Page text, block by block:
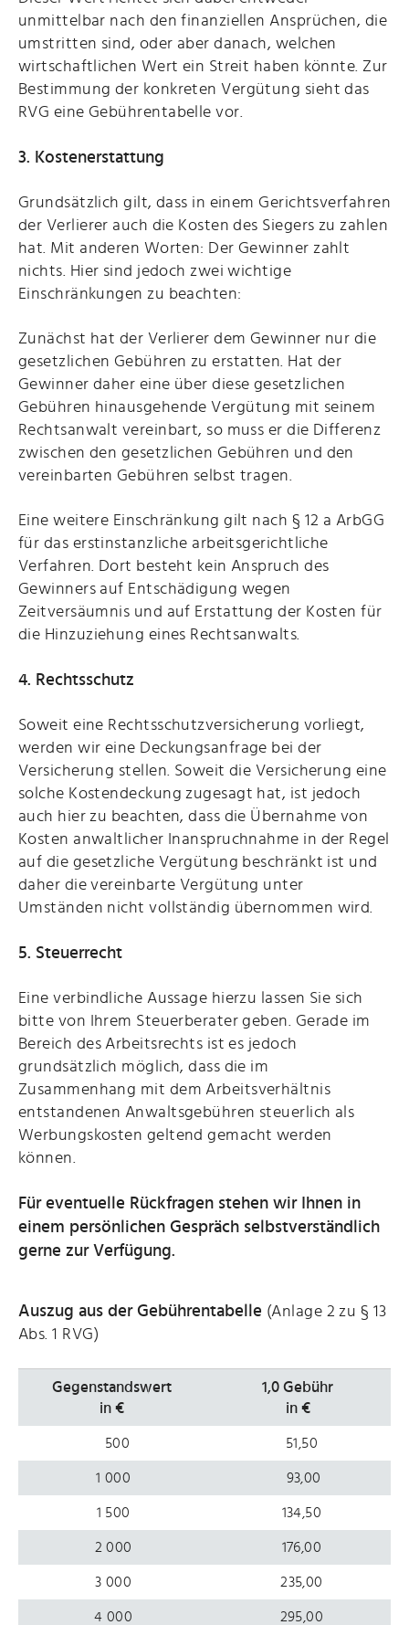
unmittelbar nach den finanziellen Ansprüchen, die
umstritten sind, oder aber danach, welchen
wirtschaftlichen Wert ein Streit haben könnte. Zur
Bestimmung der konkreten Vergütung sieht das
RVG eine Gebührentabelle vor.
3. Kostenerstattung
Grundsätzlich gilt, dass in einem Gerichtsverfahren
der Verlierer auch die Kosten des Siegers zu zahlen
hat. Mit anderen Worten: Der Gewinner zahlt
nichts. Hier sind jedoch zwei wichtige
Einschränkungen zu beachten:
Zunächst hat der Verlierer dem Gewinner nur die
gesetzlichen Gebühren zu erstatten. Hat der
Gewinner daher eine über diese gesetzlichen
Gebühren hinausgehende Vergütung mit seinem
Rechtsanwalt vereinbart, so muss er die Differenz
zwischen den gesetzlichen Gebühren und den
vereinbarten Gebühren selbst tragen.
Eine weitere Einschränkung gilt nach § 12 a ArbGG
für das erstinstanzliche arbeitsgerichtliche
Verfahren. Dort besteht kein Anspruch des
Gewinners auf Entschädigung wegen
Zeitversäumnis und auf Erstattung der Kosten für
die Hinzuziehung eines Rechtsanwalts.
4. Rechtsschutz
Soweit eine Rechtsschutzversicherung vorliegt,
werden wir eine Deckungsanfrage bei der
Versicherung stellen. Soweit die Versicherung eine
solche Kostendeckung zugesagt hat, ist jedoch
auch hier zu beachten, dass die Übernahme von
Kosten anwaltlicher Inanspruchnahme in der Regel
auf die gesetzliche Vergütung beschränkt ist und
daher die vereinbarte Vergütung unter
Umständen nicht vollständig übernommen wird.
5. Steuerrecht
Eine verbindliche Aussage hierzu lassen Sie sich
bitte von Ihrem Steuerberater geben. Gerade im
Bereich des Arbeitsrechts ist es jedoch
grundsätzlich möglich, dass die im
Zusammenhang mit dem Arbeitsverhältnis
entstandenen Anwaltsgebühren steuerlich als
Werbungskosten geltend gemacht werden
können.
Für eventuelle Rückfragen stehen wir Ihnen in
einem persönlichen Gespräch selbstverständlich
gerne zur Verfügung.
Auszug aus der Gebührentabelle (Anlage 2 zu § 13
Abs. 1 RVG)
Gegenstandswert
in €
1,0 Gebühr
in €
500 51,50
1 000 93,00
1 500 134,50
2 000 176,00
3 000 235,00
4 000 295,00